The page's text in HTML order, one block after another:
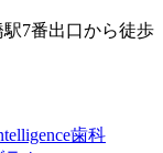
7番出口から徒歩